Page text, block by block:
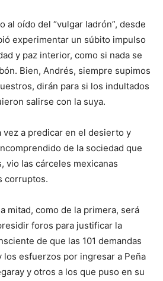
al oído del “vulgar ladrón”, desde
experimentar un súbito impulso
y paz interior, como si nada se
Bien, Andrés, siempre supimos
dirán para si los indultados
salirse con la suya.
vez a predicar en el desierto y
de la sociedad que
vio las cárceles mexicanas
corruptos.
mitad, como de la primera, será
foros para justificar la
de que las 101 demandas
los esfuerzos por ingresar a Peña
y otros a los que puso en su